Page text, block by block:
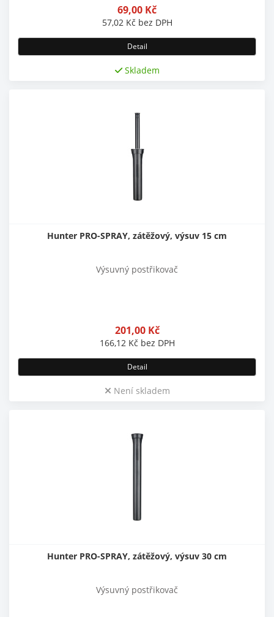
69,00 Kč
57,02 Kč bez DPH
Detail
Skladem
Hunter PRO-SPRAY, zátěžový, výsuv 15 cm
Výsuvný postřikovač
201,00 Kč
166,12 Kč bez DPH
Detail
Není skladem
Hunter PRO-SPRAY, zátěžový, výsuv 30 cm
Výsuvný postřikovač